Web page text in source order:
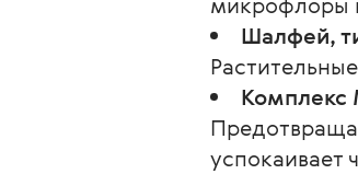
Шалфей,
Комплекс
успокаивает